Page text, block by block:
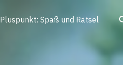
Pluspunkt: Spaß und Rätsel